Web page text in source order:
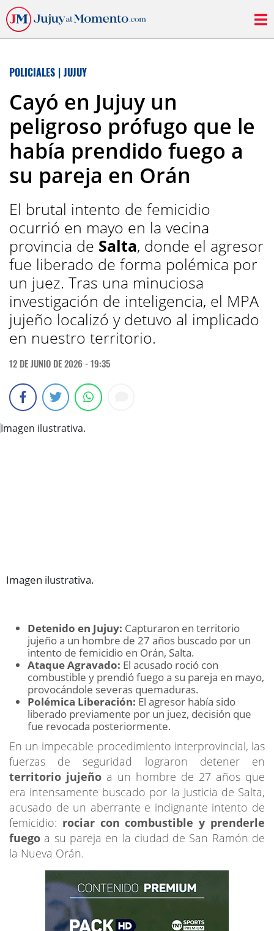
POLICIALES | JUJUY
Cayó en Jujuy un
peligroso prófugo que le
había prendido fuego a
su pareja en Orán
El brutal intento de femicidio
ocurrió en mayo en la vecina
provincia de Salta, donde el agresor
fue liberado de forma polémica por
un juez. Tras una minuciosa
investigación de inteligencia, el MPA
jujeño localizó y detuvo al implicado
en nuestro territorio.
12 DE JUNIO DE 2026 - 19:35
Imagen ilustrativa.
Detenido en Jujuy: Capturaron en territorio
jujeño a un hombre de 27 años buscado por un
intento de femicidio en Orán, Salta.
Ataque Agravado: El acusado roció con
combustible y prendió fuego a su pareja en mayo,
provocándole severas quemaduras.
Polémica Liberación: El agresor había sido
liberado previamente por un juez, decisión que
fue revocada posteriormente.
En un impecable procedimiento interprovincial, las
fuerzas de seguridad lograron detener en
territorio jujeño a un hombre de 27 años que
era intensamente buscado por la Justicia de Salta,
acusado de un aberrante e indignante intento de
femicidio: rociar con combustible y prenderle
fuego a su pareja en la ciudad de San Ramón de
la Nueva Orán.